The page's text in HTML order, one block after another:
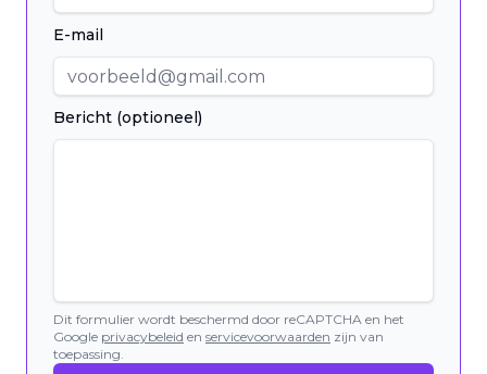
E-mail
Bericht (optioneel)
Dit formulier wordt beschermd door reCAPTCHA en het
Google privacybeleid en servicevoorwaarden zijn van
toepassing.